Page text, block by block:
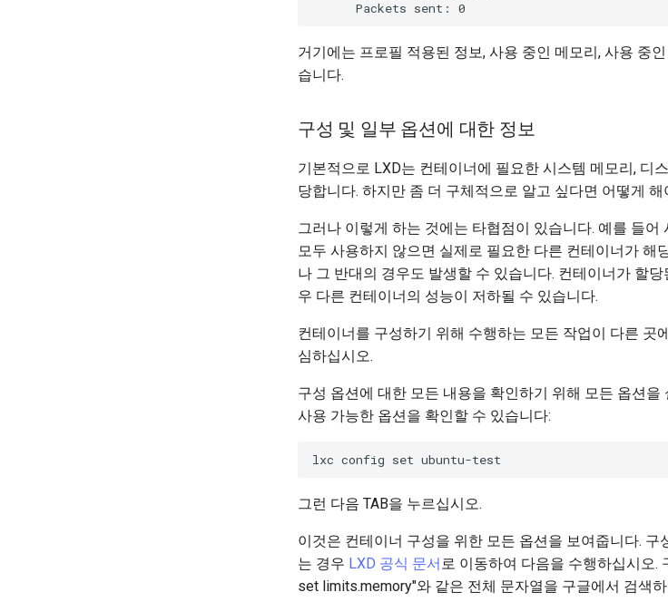
거기에는 프로필 적용된 정보, 사용 중인 메모리, 사용 중
습니다.
구성 및 일부 옵션에 대한 정보
기본적으로 LXD는 컨테이너에 필요한 시스템 메모리, 디
당합니다. 하지만 좀 더 구체적으로 알고 싶다면 어떻게
그러나 이렇게 하는 것에는 타협점이 있습니다. 예를 들
모두 사용하지 않으면 실제로 필요한 다른 컨테이너가 해
나 그 반대의 경우도 발생할 수 있습니다. 컨테이너가 할
우 다른 컨테이너의 성능이 저하될 수 있습니다.
컨테이너를 구성하기 위해 수행하는 모든 작업이 다른 곳
심하십시오.
구성 옵션에 대한 모든 내용을 확인하기 위해 모든 옵션
사용 가능한 옵션을 확인할 수 있습니다:
그런 다음 TAB을 누르십시오.
이것은 컨테이너 구성을 위한 모든 옵션을 보여줍니다.
는 경우 LXD 공식 문서로 이동하여 다음을 수행하십시오.
set limits.memory"와 같은 전체 문자열을 구글에서 검색